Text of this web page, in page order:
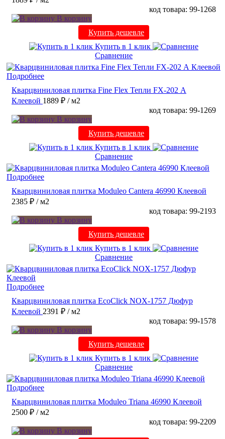
код товара: 99-1268
В корзину
Купить дешевле
Купить в 1 клик
Сравнение
Подробнее
Кварцвиниловая плитка Fine Flex Тепли FX-202 А
Клеевой 1889 ₽ / м2
код товара: 99-1269
В корзину
Купить дешевле
Купить в 1 клик
Сравнение
Подробнее
Кварцвиниловая плитка Moduleo Cantera 46990 Клеевой
2385 ₽ / м2
код товара: 99-2193
В корзину
Купить дешевле
Купить в 1 клик
Сравнение
Подробнее
Кварцвиниловая плитка EcoClick NOX-1757 Дюфур
Клеевой 2391 ₽ / м2
код товара: 99-1578
В корзину
Купить дешевле
Купить в 1 клик
Сравнение
Подробнее
Кварцвиниловая плитка Moduleo Triana 46990 Клеевой
2500 ₽ / м2
код товара: 99-2209
В корзину